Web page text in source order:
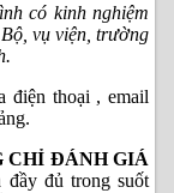
có kinh nghiệm
vụ viện, trường
điện thoại , email
CHỈ ĐÁNH GIÁ
đầy đủ trong suốt